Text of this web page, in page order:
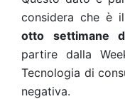
considera che è il
otto settimane
partire dalla
Tecnologia di
negativa.